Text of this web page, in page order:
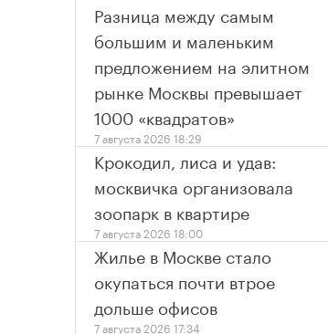
Разница между самым
большим и маленьким
предложением на элитном
рынке Москвы превышает
1000 «квадратов»
7 августа 2026 18:29
Крокодил, лиса и удав:
москвичка организовала
зоопарк в квартире
7 августа 2026 18:00
Жилье в Москве стало
окупаться почти втрое
дольше офисов
7 августа 2026 17:34